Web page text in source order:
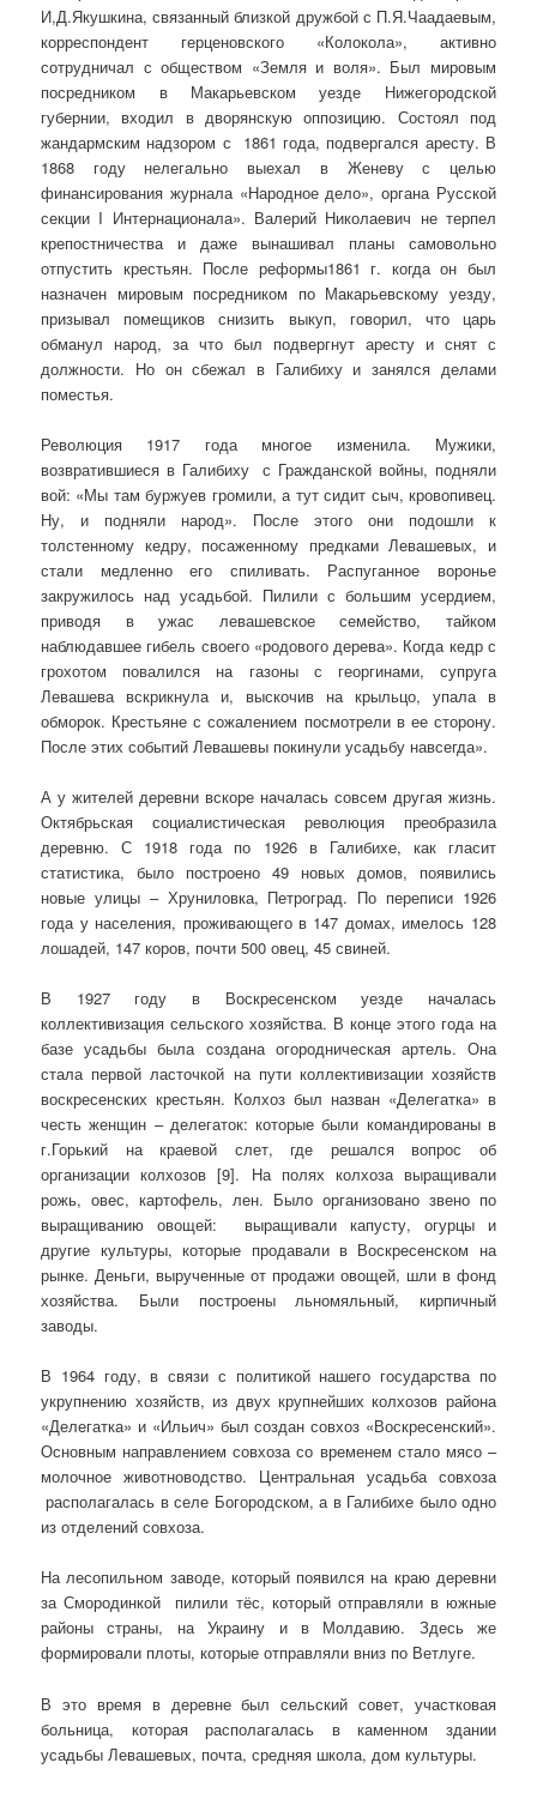
И,Д.Якушкина, связанный близкой дружбой с П.Я.Чаадаевым,
корреспондент герценовского «Колокола», активно
сотрудничал с обществом «Земля и воля». Был мировым
посредником в Макарьевском уезде Нижегородской
губернии, входил в дворянскую оппозицию. Состоял под
жандармским надзором с 1861 года, подвергался аресту. В
1868 году нелегально выехал в Женеву с целью
финансирования журнала «Народное дело», органа Русской
секции I Интернационала». Валерий Николаевич не терпел
крепостничества и даже вынашивал планы самовольно
отпустить крестьян. После реформы1861 г. когда он был
назначен мировым посредником по Макарьевскому уезду,
призывал помещиков снизить выкуп, говорил, что царь
обманул народ, за что был подвергнут аресту и снят с
должности. Но он сбежал в Галибиху и занялся делами
поместья.
Революция 1917 года многое изменила. Мужики,
возвратившиеся в Галибиху с Гражданской войны, подняли
вой: «Мы там буржуев громили, а тут сидит сыч, кровопивец.
Ну, и подняли народ». После этого они подошли к
толстенному кедру, посаженному предками Левашевых, и
стали медленно его спиливать. Распуганное воронье
закружилось над усадьбой. Пилили с большим усердием,
приводя в ужас левашевское семейство, тайком
наблюдавшее гибель своего «родового дерева». Когда кедр с
грохотом повалился на газоны с георгинами, супруга
Левашева вскрикнула и, выскочив на крыльцо, упала в
обморок. Крестьяне с сожалением посмотрели в ее сторону.
После этих событий Левашевы покинули усадьбу навсегда».
А у жителей деревни вскоре началась совсем другая жизнь.
Октябрьская социалистическая революция преобразила
деревню. С 1918 года по 1926 в Галибихе, как гласит
статистика, было построено 49 новых домов, появились
новые улицы – Хруниловка, Петроград. По переписи 1926
года у населения, проживающего в 147 домах, имелось 128
лошадей, 147 коров, почти 500 овец, 45 свиней.
В 1927 году в Воскресенском уезде началась
коллективизация сельского хозяйства. В конце этого года на
базе усадьбы была создана огородническая артель. Она
стала первой ласточкой на пути коллективизации хозяйств
воскресенских крестьян. Колхоз был назван «Делегатка» в
честь женщин – делегаток: которые были командированы в
г.Горький на краевой слет, где решался вопрос об
организации колхозов [9]. На полях колхоза выращивали
рожь, овес, картофель, лен. Было организовано звено по
выращиванию овощей: выращивали капусту, огурцы и
другие культуры, которые продавали в Воскресенском на
рынке. Деньги, вырученные от продажи овощей, шли в фонд
хозяйства. Были построены льномяльный, кирпичный
заводы.
В 1964 году, в связи с политикой нашего государства по
укрупнению хозяйств, из двух крупнейших колхозов района
«Делегатка» и «Ильич» был создан совхоз «Воскресенский».
Основным направлением совхоза со временем стало мясо –
молочное животноводство. Центральная усадьба совхоза
располагалась в селе Богородском, а в Галибихе было одно
из отделений совхоза.
На лесопильном заводе, который появился на краю деревни
за Смородинкой пилили тёс, который отправляли в южные
районы страны, на Украину и в Молдавию. Здесь же
формировали плоты, которые отправляли вниз по Ветлуге.
В это время в деревне был сельский совет, участковая
больница, которая располагалась в каменном здании
усадьбы Левашевых, почта, средняя школа, дом культуры.